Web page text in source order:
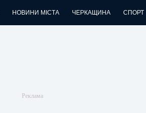
НОВИНИ МІСТА ЧЕРКАЩИНА СПОРТ